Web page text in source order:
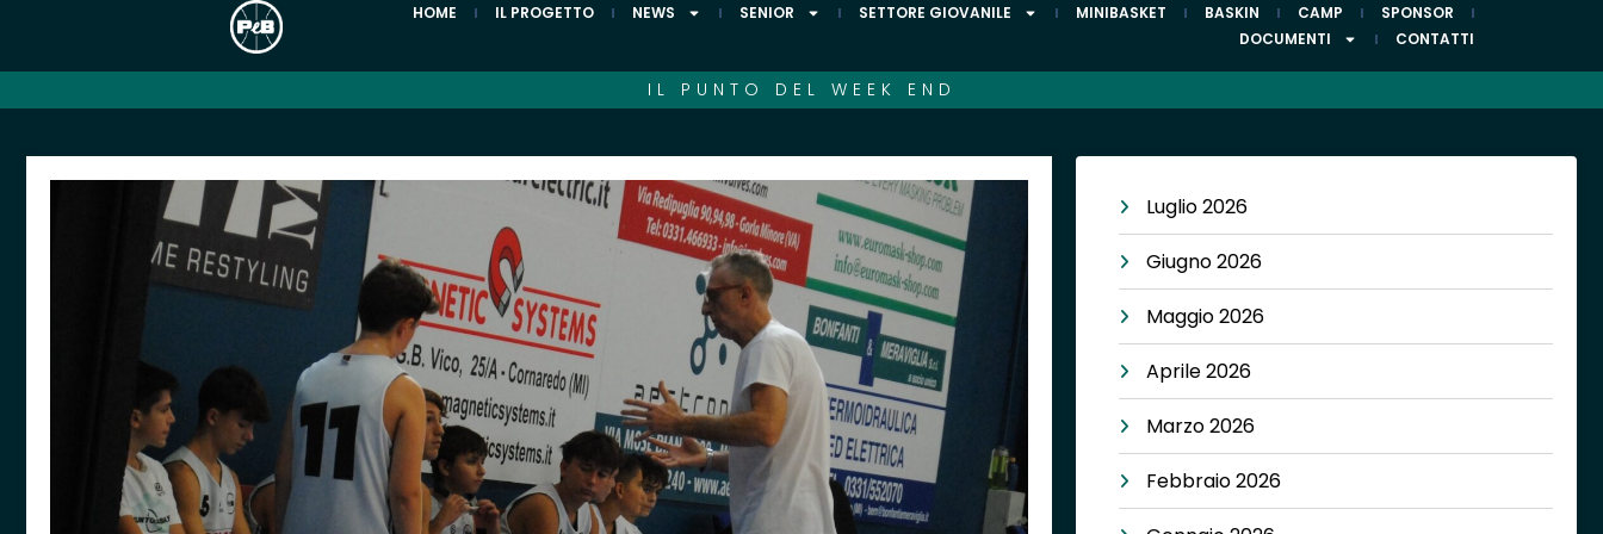
HOME IL PROGETTO NEWS SENIOR SETTORE GIOVANILE MINIBASKET BASKIN CAMP
SPONSOR
DOCUMENTI
CONTATTI
IL PUNTO DEL WEEK END
Luglio 2026
Giugno 2026
Maggio 2026
Aprile 2026
Marzo 2026
Febbraio 2026